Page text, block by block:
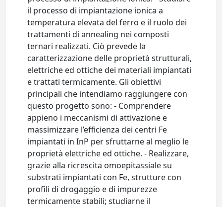
il processo di impiantazione ionica a
temperatura elevata del ferro e il ruolo dei
trattamenti di annealing nei composti
ternari realizzati. Ciò prevede la
caratterizzazione delle proprietà strutturali,
elettriche ed ottiche dei materiali impiantati
e trattati termicamente. Gli obiettivi
principali che intendiamo raggiungere con
questo progetto sono: - Comprendere
appieno i meccanismi di attivazione e
massimizzare l’efficienza dei centri Fe
impiantati in InP per sfruttarne al meglio le
proprietà elettriche ed ottiche. - Realizzare,
grazie alla ricrescita omoepitassiale su
substrati impiantati con Fe, strutture con
profili di drogaggio e di impurezze
termicamente stabili; studiarne il